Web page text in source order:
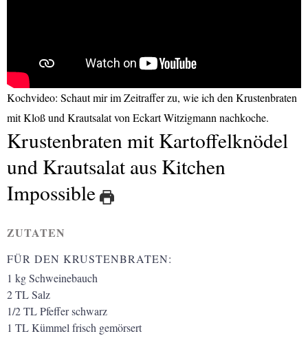
Kochvideo: Schaut mir im Zeitraffer zu, wie ich den Krustenbraten
mit Kloß und Krautsalat von Eckart Witzigmann nachkoche.
Krustenbraten mit Kartoffelknödel
und Krautsalat aus Kitchen
Impossible
ZUTATEN
FÜR DEN KRUSTENBRATEN:
1 kgSchweinebauch
2TLSalz
1/2TLPfeffer schwarz
1 TLKümmel frisch gemörsert